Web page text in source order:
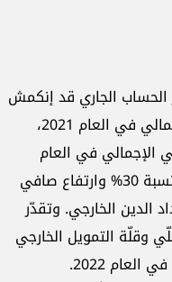
الحساب الجاري قد إنكمش
إلى نسبة 10% من الناتج المحلّي الإجمالي في العام 2021،
المحلّي الإجمالي في العام
2019، نتيجة تراجع فاتورة الإستيراد بنسبة 30% وارتفاع صافي
الدين الخارجي. وتقدّر
وقلّة التمويل الخارجي
2022.